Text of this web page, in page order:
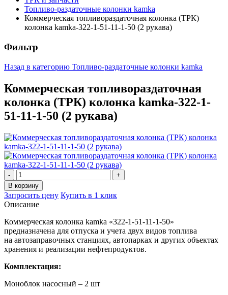
Топливо-раздаточные колонки kamka
Коммерческая топливораздаточная колонка (ТРК)
колонка kamka-322-1-51-11-1-50 (2 рукава)
Фильтр
Назад в категорию Топливо-раздаточные колонки kamka
Коммерческая топливораздаточная
колонка (ТРК) колонка kamka-322-1-
51-11-1-50 (2 рукава)
Запросить цену Купить в 1 клик
Описание
Коммерческая колонка kamka «322-1-51-11-1-50»
предназначена для отпуска и учета двух видов топлива
на автозаправочных станциях, автопарках и других объектах
хранения и реализации нефтепродуктов.
Комплектация:
Моноблок насосный – 2 шт